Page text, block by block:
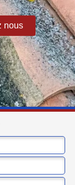
nous